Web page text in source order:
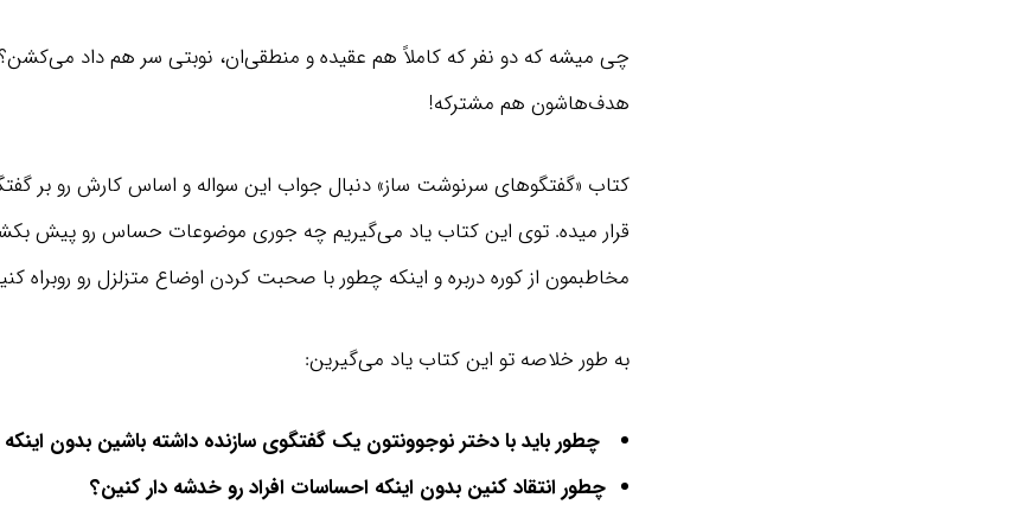
چی میشه که دو نفر که کاملاً هم عقیده و منطقی‌ان، نوبتی سر هم داد
هدف‌هاشون هم مشترکه!
کتاب «گفتگوهای سرنوشت ساز» دنبال جواب این سواله و اساس کارش رو بر
قرار میده. توی این کتاب یاد می‌گیریم چه جوری موضوعات حساس رو پیش
مخاطبمون از کوره دربره و اینکه چطور با صحبت کردن اوضاع متزلزل رو روبراه
به طور خلاصه تو این کتاب یاد می‌گیرین:
چطور باید با دختر نوجوونتون یک گفتگوی سازنده داشته باشین بدون
چطور انتقاد کنین بدون اینکه احساسات افراد رو خدشه دار کنین؟